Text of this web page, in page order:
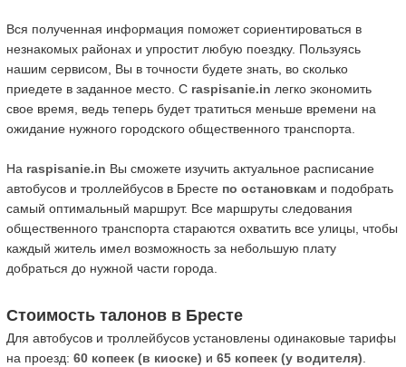
Вся полученная информация поможет сориентироваться в
незнакомых районах и упростит любую поездку. Пользуясь
нашим сервисом, Вы в точности будете знать, во сколько
приедете в заданное место. С raspisanie.in легко экономить
свое время, ведь теперь будет тратиться меньше времени на
ожидание нужного городского общественного транспорта.
На raspisanie.in Вы сможете изучить актуальное расписание
автобусов и троллейбусов в Бресте по остановкам и подобрать
самый оптимальный маршрут. Все маршруты следования
общественного транспорта стараются охватить все улицы, чтобы
каждый житель имел возможность за небольшую плату
добраться до нужной части города.
Стоимость талонов в Бресте
Для автобусов и троллейбусов установлены одинаковые тарифы
на проезд: 60 копеек (в киоске) и 65 копеек (у водителя)